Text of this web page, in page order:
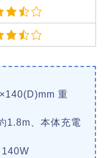
重
1.8m、本体充電